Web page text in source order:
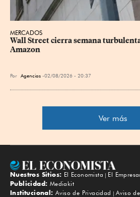
MERCADOS
Wall Street cierra semana
Amazon
Por Agencias 02/08/2026 - 20:37
Ver más
Nuestros Sitios: El Economista El
Publicidad: Mediakit
Institucional: Aviso de Privacidad
Aviso